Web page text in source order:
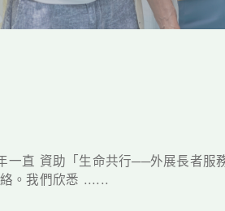
一直 資助「生命共行──外展長者服
。我們欣悉 ......